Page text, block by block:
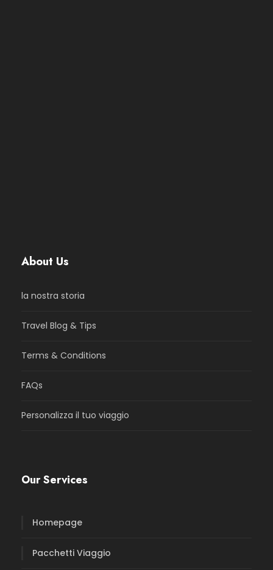
About Us
la nostra storia
Travel Blog & Tips
Terms & Conditions
FAQs
Personalizza il tuo viaggio
Our Services
Homepage
Pacchetti Viaggio